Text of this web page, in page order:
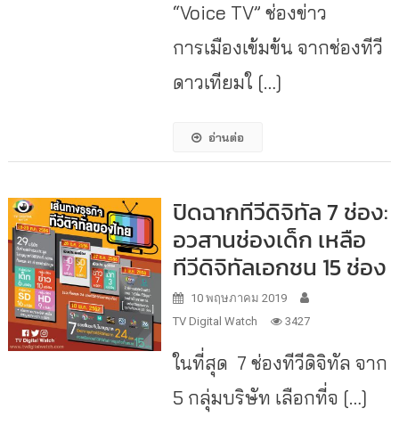
“Voice TV” ช่องข่าว
การเมืองเข้มข้น จากช่องทีวี
ดาวเทียมใ […]
อ่านต่อ
ปิดฉากทีวีดิจิทัล 7 ช่อง:
อวสานช่องเด็ก เหลือ
ทีวีดิจิทัลเอกชน 15 ช่อง
10 พฤษภาคม 2019
TV Digital Watch
3427
ในที่สุด 7 ช่องทีวีดิจิทัล จาก
5 กลุ่มบริษัท เลือกที่จ […]